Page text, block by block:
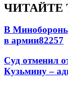
ЧИТАЙТЕ
В Минобороны
в армии82257
Суд отменил
Кузьмину –